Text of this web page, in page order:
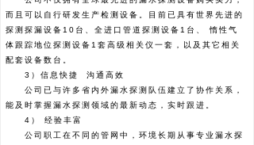
而且可以自行研发生产检测设备。目前已具有世界先进的
探测探漏设备10台、全进口管道探测设备1台、 惰性气
体跟踪地位探测设备1套高级相关仪一套，以及其它相关
配套设备数台。
3）信息快捷 沟通高效
公司已与许多省内外漏水探测队伍建立了协作关系，
能及时掌握漏水探测领域的最新动态，实时跟进。
4） 经验丰富
公司职工在不同的管网中，环境长期从事专业漏水探